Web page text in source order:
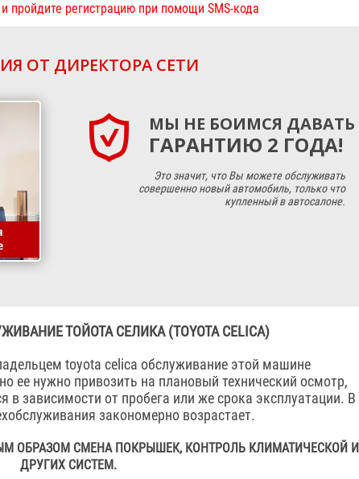
пройдите регистрацию при помощи SMS-кода
ОТ ДИРЕКТОРА СЕТИ
МЫ НЕ БОИМСЯ ДАВАТЬ
ГАРАНТИЮ 2 ГОДА!
Это значит, что Вы можете обслуживать
совершенно новый автомобиль, только что
купленный в автосалоне.
ТОЙОТА СЕЛИКА (TOYOTA CELICA)
toyota celica обслуживание этой машине
ее нужно привозить на плановый технический осмотр,
в зависимости от пробега или же срока эксплуатации. В
закономерно возрастает.
ОБРАЗОМ СМЕНА ПОКРЫШЕК, КОНТРОЛЬ КЛИМАТИЧЕСКОЙ И
ДРУГИХ СИСТЕМ.